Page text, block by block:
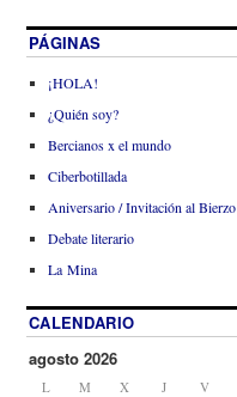
PÁGINAS
¡HOLA!
¿Quién soy?
Bercianos x el mundo
Ciberbotillada
Aniversario / Invitación al Bierzo
Debate literario
La Mina
CALENDARIO
agosto 2026
L M X J V